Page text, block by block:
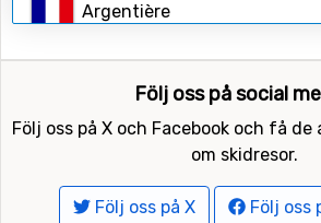
Argentière
Arosa
Auris en Oisans (Alpe d'Huez)
Avoriaz
Följ oss på social
Följ oss på X och Facebook och få
om skidresor.
Följ oss på X Följ oss